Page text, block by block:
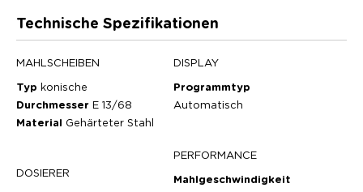
Technische Spezifikationen
MAHLSCHEIBEN
Typ konische
Durchmesser E 13/68
Material Gehärteter Stahl
DOSIERER
DISPLAY
Programmtyp
Automatisch
PERFORMANCE
Mahlgeschwindigkeit